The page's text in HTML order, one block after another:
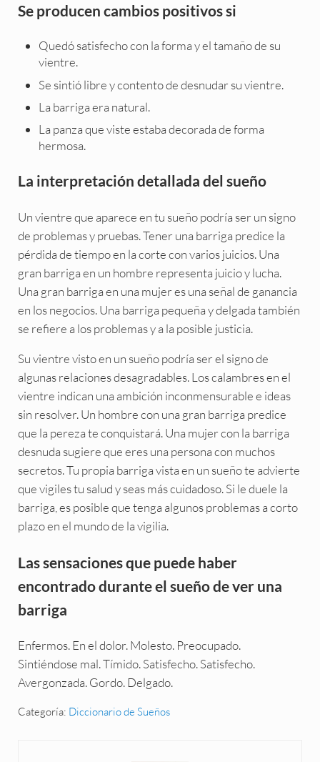
Se producen cambios positivos si
Quedó satisfecho con la forma y el tamaño de su
vientre.
Se sintió libre y contento de desnudar su vientre.
La barriga era natural.
La panza que viste estaba decorada de forma
hermosa.
La interpretación detallada del sueño
Un vientre que aparece en tu sueño podría ser un signo
de problemas y pruebas. Tener una barriga predice la
pérdida de tiempo en la corte con varios juicios. Una
gran barriga en un hombre representa juicio y lucha.
Una gran barriga en una mujer es una señal de ganancia
en los negocios. Una barriga pequeña y delgada también
se refiere a los problemas y a la posible justicia.
Su vientre visto en un sueño podría ser el signo de
algunas relaciones desagradables. Los calambres en el
vientre indican una ambición inconmensurable e ideas
sin resolver. Un hombre con una gran barriga predice
que la pereza te conquistará. Una mujer con la barriga
desnuda sugiere que eres una persona con muchos
secretos. Tu propia barriga vista en un sueño te advierte
que vigiles tu salud y seas más cuidadoso. Si le duele la
barriga, es posible que tenga algunos problemas a corto
plazo en el mundo de la vigilia.
Las sensaciones que puede haber
encontrado durante el sueño de ver una
barriga
Enfermos. En el dolor. Molesto. Preocupado.
Sintiéndose mal. Tímido. Satisfecho. Satisfecho.
Avergonzada. Gordo. Delgado.
Categoría: Diccionario de Sueños